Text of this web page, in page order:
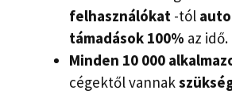
felhasználókat -tól
támadások 100% az idő.
Minden 10 000
cégektől vannak